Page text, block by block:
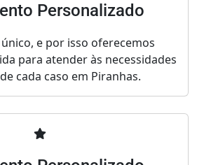
Personalizado
e por isso oferecemos
para atender às necessidades
cada caso em Piranhas.